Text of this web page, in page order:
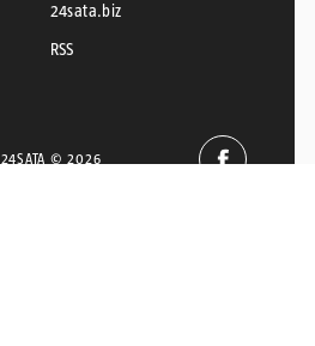
24sata.biz
RSS
24SATA © 2026